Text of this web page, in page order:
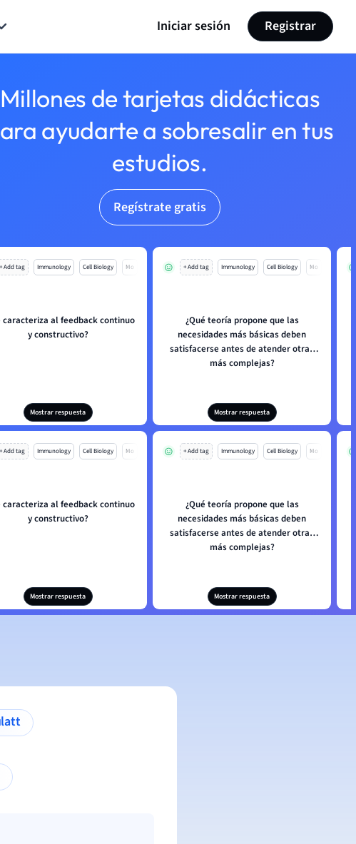
Iniciar sesión Registrar
Millones de tarjetas didácticas
ayudarte a sobresalir en tus
estudios.
Regístrate gratis
+ Add tag Immunology Cell Biology Mo
caracteriza al feedback continuo
y constructivo?
Mostrar respuesta
+ Add tag Immunology Cell Biology Mo
¿Qué teoría propone que las
necesidades más básicas deben
satisfacerse antes de atender otras
más complejas?
Mostrar respuesta
+ Add tag Immunology Cell Biology Mo
caracteriza al feedback continuo
y constructivo?
Mostrar respuesta
+ Add tag Immunology Cell Biology Mo
¿Qué teoría propone que las
necesidades más básicas deben
satisfacerse antes de atender otras
más complejas?
Mostrar respuesta